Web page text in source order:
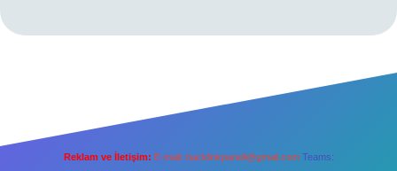
Reklam ve İletişim: E-mail: backlinkpaneli@gmail.com Teams: